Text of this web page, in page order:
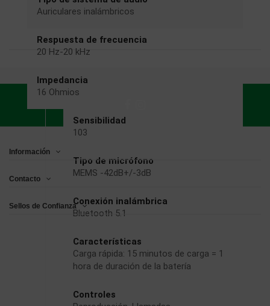
Auriculares inalámbricos
Respuesta de frecuencia
20 Hz-20 kHz
Impedancia
16 Ohmios
Sensibilidad
103
Tipo de micrófono
MEMS -42dB+/-3dB
Conexión inalámbrica
Bluetooth 5.1
Características
Carga rápida: 15 minutos de carga = 1
hora de duración de la batería
Controles
Información
Contacto
Sellos de Confianza